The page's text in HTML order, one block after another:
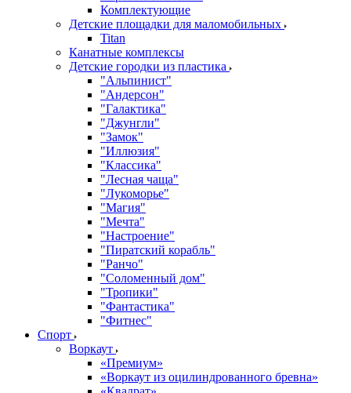
Комплектующие
Детские площадки для маломобильных
Titan
Канатные комплексы
Детские городки из пластика
"Альпинист"
"Андерсон"
"Галактика"
"Джунгли"
"Замок"
"Иллюзия"
"Классика"
"Лесная чаща"
"Лукоморье"
"Магия"
"Мечта"
"Настроение"
"Пиратский корабль"
"Ранчо"
"Соломенный дом"
"Тропики"
"Фантастика"
"Фитнес"
Спорт
Воркаут
«Премиум»
«Воркаут из оцилиндрованного бревна»